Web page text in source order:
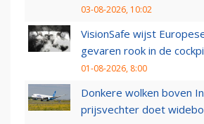
03-08-2026, 10:02
VisionSafe wijst
gevaren rook in de
01-08-2026, 8:00
Donkere wolken boven
prijsvechter doet